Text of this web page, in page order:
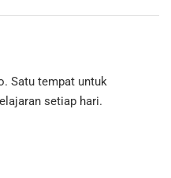
Satu tempat untuk
setiap hari.